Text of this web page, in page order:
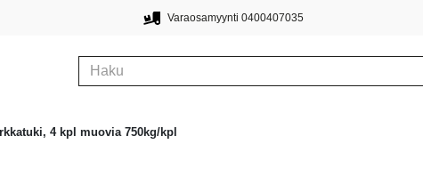
Varaosamyynti 0400407035
4 kpl muovia 750kg/kpl